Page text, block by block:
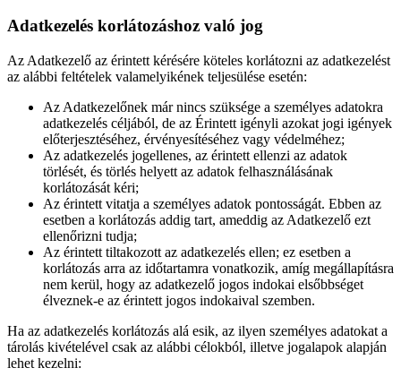
Adatkezelés korlátozáshoz való jog
Az Adatkezelő az érintett kérésére köteles korlátozni az adatkezelést
az alábbi feltételek valamelyikének teljesülése esetén:
Az Adatkezelőnek már nincs szüksége a személyes adatokra
adatkezelés céljából, de az Érintett igényli azokat jogi igények
előterjesztéséhez, érvényesítéséhez vagy védelméhez;
Az adatkezelés jogellenes, az érintett ellenzi az adatok
törlését, és törlés helyett az adatok felhasználásának
korlátozását kéri;
Az érintett vitatja a személyes adatok pontosságát. Ebben az
esetben a korlátozás addig tart, ameddig az Adatkezelő ezt
ellenőrizni tudja;
Az érintett tiltakozott az adatkezelés ellen; ez esetben a
korlátozás arra az időtartamra vonatkozik, amíg megállapításra
nem kerül, hogy az adatkezelő jogos indokai elsőbbséget
élveznek-e az érintett jogos indokaival szemben.
Ha az adatkezelés korlátozás alá esik, az ilyen személyes adatokat a
tárolás kivételével csak az alábbi célokból, illetve jogalapok alapján
lehet kezelni: